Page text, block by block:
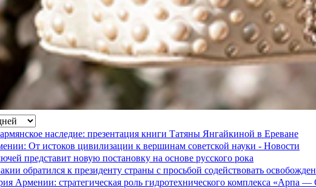
наследие: презентация книги Татяны Янгайкиной в Ереване
От истоков цивилизации к вершинам советской науки - Новости
представит новую постановку на основе русского рока
обратился к президенту страны с просьбой содействовать
Армении: стратегическая роль гидротехнического комплекса «Арпа —